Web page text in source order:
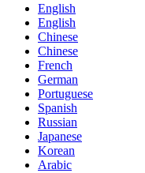
English
English
Chinese
Chinese
French
German
Portuguese
Spanish
Russian
Japanese
Korean
Arabic